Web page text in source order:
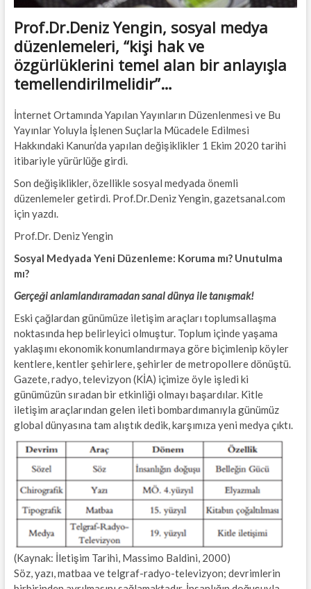
Prof.Dr.Deniz Yengin, sosyal medya
düzenlemeleri, “kişi hak ve
özgürlüklerini temel alan bir anlayışla
temellendirilmelidir”…
İnternet Ortamında Yapılan Yayınların Düzenlenmesi ve Bu
Yayınlar Yoluyla İşlenen Suçlarla Mücadele Edilmesi
Hakkındaki Kanun’da yapılan değişiklikler 1 Ekim 2020 tarihi
itibariyle yürürlüğe girdi.
Son değişiklikler, özellikle sosyal medyada önemli
düzenlemeler getirdi. Prof.Dr.Deniz Yengin, gazetsanal.com
için yazdı.
Prof.Dr. Deniz Yengin
Sosyal Medyada Yeni Düzenleme: Koruma mı? Unutulma
mı?
Gerçeği anlamlandıramadan sanal dünya ile tanışmak!
Eski çağlardan günümüze iletişim araçları toplumsallaşma
noktasında hep belirleyici olmuştur. Toplum içinde yaşama
yaklaşımı ekonomik konumlandırmaya göre biçimlenip köyler
kentlere, kentler şehirlere, şehirler de metropollere dönüştü.
Gazete, radyo, televizyon (KİA) içimize öyle işledi ki
günümüzün sıradan bir etkinliği olmayı başardılar. Kitle
iletişim araçlarından gelen ileti bombardımanıyla günümüz
global dünyasına tam alıştık dedik, karşımıza yeni medya çıktı.
(Kaynak: İletişim Tarihi, Massimo Baldini, 2000)
Söz, yazı, matbaa ve telgraf-radyo-televizyon; devrimlerin